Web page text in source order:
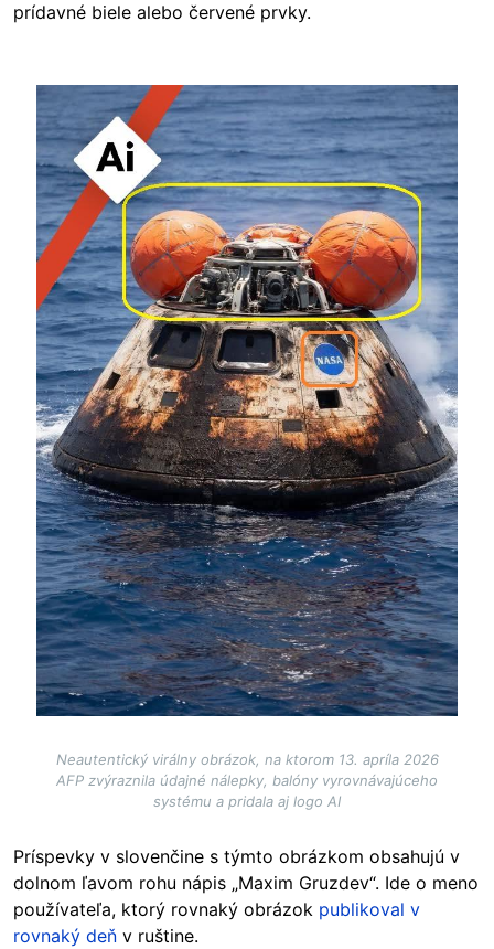
prídavné biele alebo červené prvky.
Image
Neautentický virálny obrázok, na ktorom 13. apríla 2026
AFP zvýraznila údajné nálepky, balóny vyrovnávajúceho
systému a pridala aj logo AI
Príspevky v slovenčine s týmto obrázkom obsahujú v
dolnom ľavom rohu nápis „Maxim Gruzdev“. Ide o meno
používateľa, ktorý rovnaký obrázok publikoval v
rovnaký deň v ruštine.